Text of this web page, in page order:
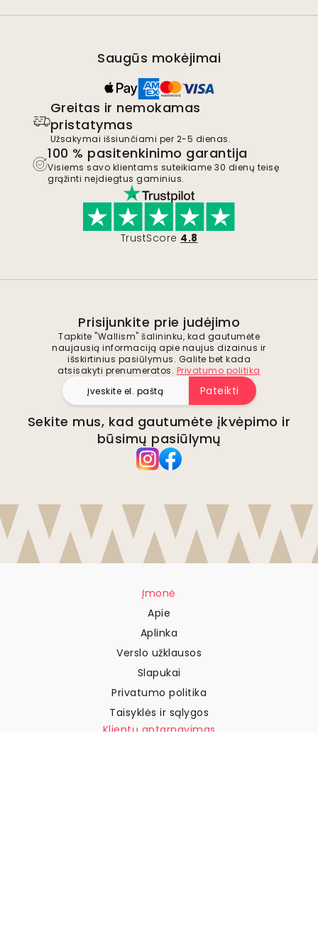
Saugūs mokėjimai
Greitas ir nemokamas
pristatymas
Užsakymai išsiunčiami per 2-5 dienas.
100 % pasitenkinimo garantija
Visiems savo klientams suteikiame 30 dienų teisę
grąžinti neįdiegtus gaminius.
TrustScore 4.8
Prisijunkite prie judėjimo
Tapkite "Wallism" šalininku, kad gautumėte
naujausią informaciją apie naujus dizainus ir
išskirtinius pasiūlymus. Galite bet kada
atsisakyti prenumeratos. Privatumo politika
Pateikti
Sekite mus, kad gautumėte įkvėpimo ir
būsimų pasiūlymų
Įmonė
Apie
Aplinka
Verslo užklausos
Slapukai
Privatumo politika
Taisyklės ir sąlygos
Klientų aptarnavimas